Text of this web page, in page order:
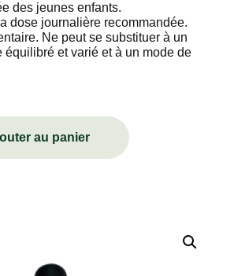
des jeunes enfants.
dose journalière recommandée.
Ne peut se substituer à un
équilibré et varié et à un mode de
au panier